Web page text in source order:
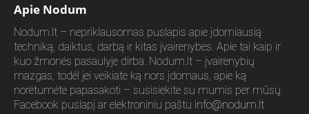
Apie Nodum
Nodum.lt – nepriklausomas puslapis apie įdomiausią
techniką, daiktus, darbą ir kitas įvairenybes. Apie tai kaip ir
kuo žmonės pasaulyje dirba. Nodum.lt – įvairenybių
mazgas, todėl jei veikiate ką nors įdomaus, apie ką
norėtumėte papasakoti – susisiekite su mumis per mūsų
Facebook puslapį ar elektroniniu paštu info@nodum.lt